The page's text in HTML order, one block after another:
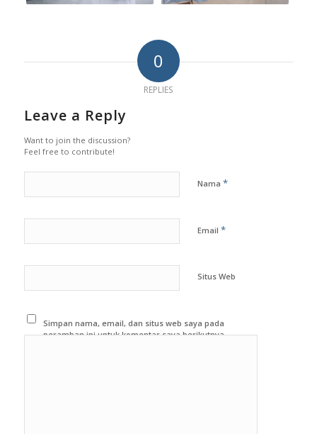
0
REPLIES
Leave a Reply
Want to join the discussion?
Feel free to contribute!
Nama *
Email *
Situs Web
Simpan nama, email, dan situs web saya pada
peramban ini untuk komentar saya berikutnya.